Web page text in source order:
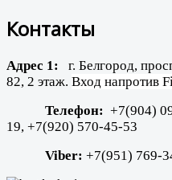
Контакты
Адрес 1:
г. Белгород,
82, 2 этаж. Вход напротив
Телефон: +7(904)
19, +7(920) 570-45-53
Viber: +7(951) 769-